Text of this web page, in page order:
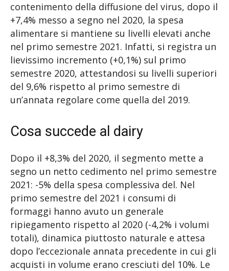
contenimento della diffusione del virus, dopo il
+7,4% messo a segno nel 2020, la spesa
alimentare si mantiene su livelli elevati anche
nel primo semestre 2021. Infatti, si registra un
lievissimo incremento (+0,1%) sul primo
semestre 2020, attestandosi su livelli superiori
del 9,6% rispetto al primo semestre di
un’annata regolare come quella del 2019.
Cosa succede al dairy
Dopo il +8,3% del 2020, il segmento mette a
segno un netto cedimento nel primo semestre
2021: -5% della spesa complessiva del. Nel
primo semestre del 2021 i consumi di
formaggi hanno avuto un generale
ripiegamento rispetto al 2020 (-4,2% i volumi
totali), dinamica piuttosto naturale e attesa
dopo l’eccezionale annata precedente in cui gli
acquisti in volume erano cresciuti del 10%. Le